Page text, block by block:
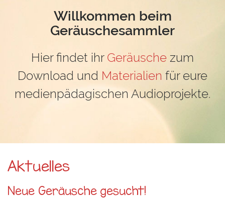
Willkommen beim
Geräuschesammler
Hier findet ihr Geräusche zum
Download und Materialien für eure
medienpädagischen Audioprojekte.
Aktuelles
Neue Geräusche gesucht!